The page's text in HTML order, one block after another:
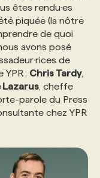
êtes rendu·es
piquée (la nôtre
de quoi
avons posé
de
YPR ; Chris Tardy,
Lazarus , cheffe
parole du Press
chez YPR